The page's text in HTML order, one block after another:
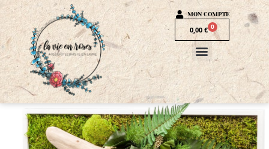
MON COMPTE
0,00 € 0